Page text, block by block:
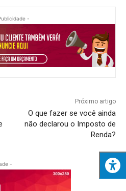
-
Próximo artigo
O que fazer se você ainda
não declarou o Imposto de
Renda?
-